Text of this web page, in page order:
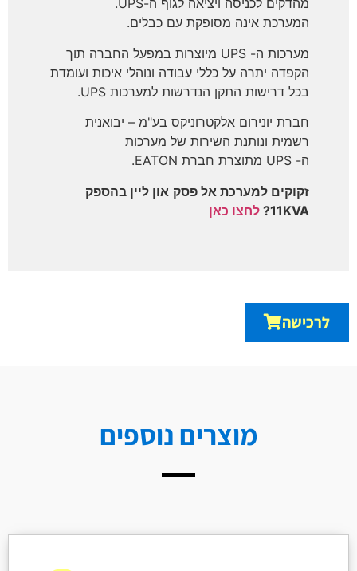
מהדקים לכניסה ויציאה לגוף ה-UPS.
המערכת אינה מסופקת עם כבלים.
מערכות ה- UPS מיוצרות במפעל החברה תוך
הקפדה יתרה על כללי עבודה ונוהלי איכות ועומדת
בכל דרישות התקן הנדרשות למערכות UPS
.
חברת יונירום אלקטרוניקס בע"מ – יבואנית
רשמית ונותנת השירות של מערכות
ה- UPS מתוצרת חברת EATON
.
זקוקים למערכת אל פסק און ליין בהספק
11KVA?
לחצו כאן
לרכישה
מוצרים נוספים